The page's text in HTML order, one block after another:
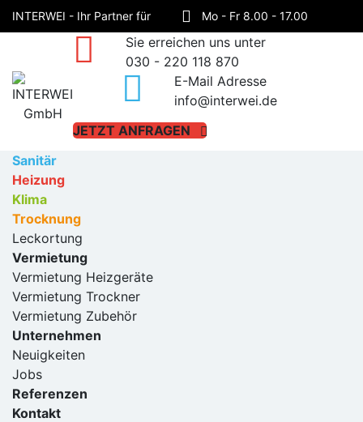
INTERWEI - Ihr Partner für
Sanitär, Heizung, Klima und
Trocknung!
Mo - Fr 8.00 - 17.00
Haynauer Straße 60,
12249 Berlin
Sie erreichen uns unter
030 - 220 118 870
E-Mail Adresse
info@interwei.de
JETZT ANFRAGEN
Sanitär
Heizung
Klima
Trocknung
Leckortung
Vermietung
Vermietung Heizgeräte
Vermietung Trockner
Vermietung Zubehör
Unternehmen
Neuigkeiten
Jobs
Referenzen
Kontakt